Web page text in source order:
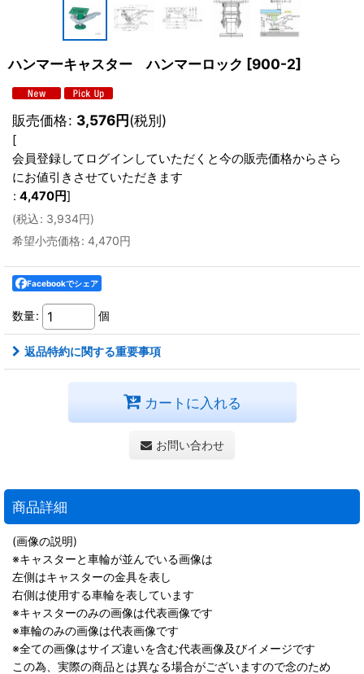
ハンマーキャスター ハンマーロック [900-2]
販売価格: 3,576円(税別)
[
会員登録してログインしていただくと今の販売価格からさら
にお値引きさせていただきます
: 4,470円]
(税込: 3,934円)
希望小売価格: 4,470円
Facebookでシェア
数量: 個
返品特約に関する重要事項
カートに入れる
お問い合わせ
商品詳細
(画像の説明)
※キャスターと車輪が並んでいる画像は
左側はキャスターの金具を表し
右側は使用する車輪を表しています
※キャスターのみの画像は代表画像です
※車輪のみの画像は代表画像です
※全ての画像はサイズ違いを含む代表画像及びイメージです
この為、実際の商品とは異なる場合がございますので念のため